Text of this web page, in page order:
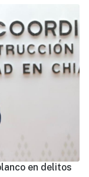
en delitos